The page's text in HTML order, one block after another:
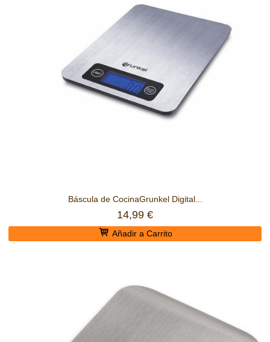
Báscula de CocinaGrunkel Digital...
14,99 €
Añadir a Carrito